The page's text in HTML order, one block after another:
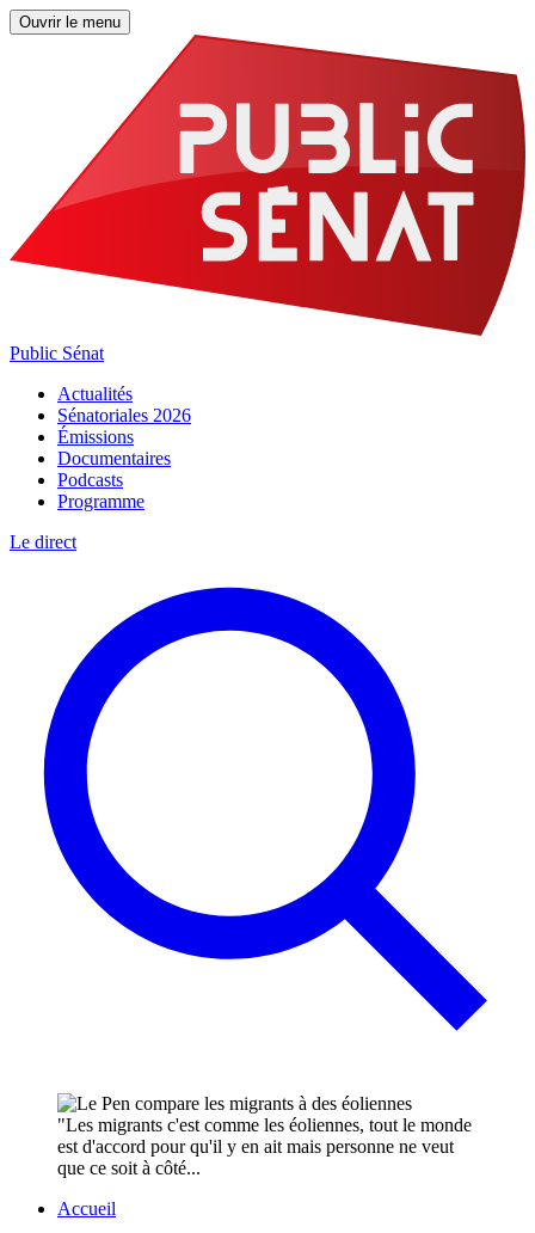
Ouvrir le menu
Public Sénat
Actualités
Sénatoriales 2026
Émissions
Documentaires
Podcasts
Programme
Le direct
"Les migrants c'est comme les éoliennes, tout le monde
est d'accord pour qu'il y en ait mais personne ne veut
que ce soit à côté...
Accueil